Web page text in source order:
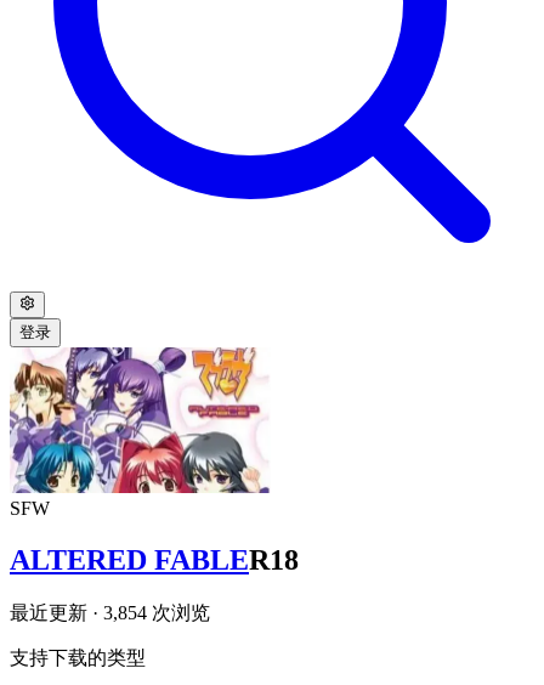
登录
SFW
ALTERED FABLER18
最近更新 · 3,854 次浏览
支持下载的类型